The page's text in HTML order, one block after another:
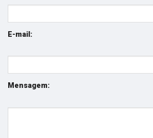
E-mail:
Mensagem: